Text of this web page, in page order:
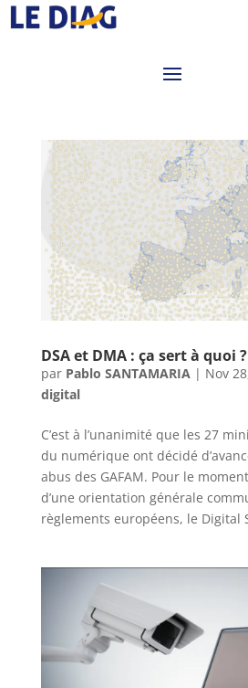
DSA et DMA : ça sert à quoi ?
par Pablo SANTAMARIA| Nov
digital
C’est à l’unanimité que les 27
du numérique ont décidé
abus des GAFAM. Pour le
d’une orientation générale
règlements européens, le Digital